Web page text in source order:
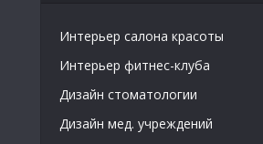
Интерьер салона красоты
Интерьер фитнес-клуба
Дизайн стоматологии
Дизайн мед. учреждений